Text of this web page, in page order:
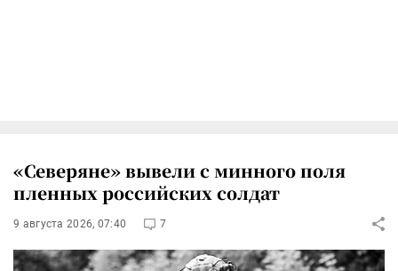
«Северяне» вывели с минного поля
пленных российских солдат
9 августа 2026, 07:40 7